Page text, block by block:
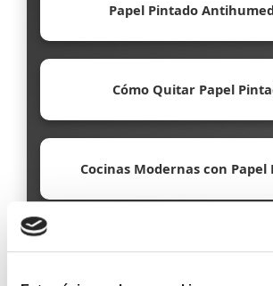
Papel Pintado
Cómo Quitar Papel
Cocinas Modernas con Papel
Papel Pintado